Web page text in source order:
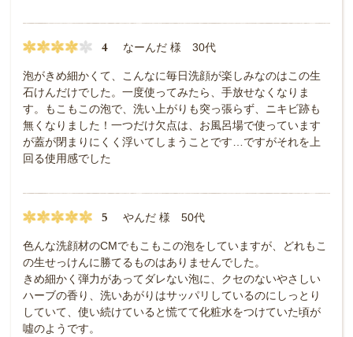
4 なーんだ 様 30代
泡がきめ細かくて、こんなに毎日洗顔が楽しみなのはこの生
石けんだけでした。一度使ってみたら、手放せなくなりま
す。もこもこの泡で、洗い上がりも突っ張らず、ニキビ跡も
無くなりました！一つだけ欠点は、お風呂場で使っています
が蓋が閉まりにくく浮いてしまうことです…ですがそれを上
回る使用感でした
5 やんだ 様 50代
色んな洗顔材のCMでもこもこの泡をしていますが、どれもこ
の生せっけんに勝てるものはありませんでした。
きめ細かく弾力があってダレない泡に、クセのないやさしい
ハーブの香り、洗いあがりはサッパリしているのにしっとり
していて、使い続けていると慌てて化粧水をつけていた頃が
噓のようです。